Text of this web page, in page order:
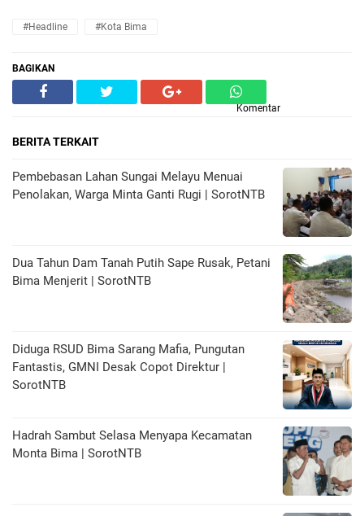
#Headline #Kota Bima
BAGIKAN
Komentar
BERITA TERKAIT
Pembebasan Lahan Sungai Melayu Menuai
Penolakan, Warga Minta Ganti Rugi | SorotNTB
Dua Tahun Dam Tanah Putih Sape Rusak, Petani
Bima Menjerit | SorotNTB
Diduga RSUD Bima Sarang Mafia, Pungutan
Fantastis, GMNI Desak Copot Direktur |
SorotNTB
Hadrah Sambut Selasa Menyapa Kecamatan
Monta Bima | SorotNTB